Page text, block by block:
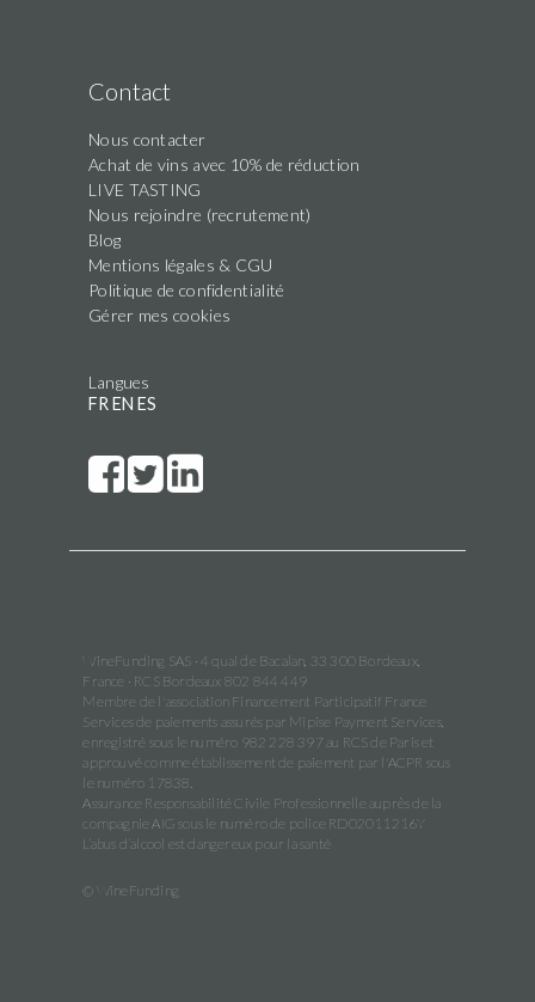
Contact
Nous contacter
Achat de vins avec 10% de réduction
LIVE TASTING
Nous rejoindre (recrutement)
Blog
Mentions légales & CGU
Politique de confidentialité
Gérer mes cookies
Langues
FR EN ES
WineFunding SAS · 4 quai de Bacalan, 33 300 Bordeaux,
France · RCS Bordeaux 802 844 449
Membre de l'association Financement Participatif France
Services de paiements assurés par Mipise Payment Services,
enregistré sous le numéro 982 228 397 au RCS de Paris et
approuvé comme établissement de paiement par l'ACPR sous
le numéro 17838.
Assurance Responsabilité Civile Professionnelle auprès de la
compagnie AIG sous le numéro de police RD02011216Y
L’abus d’alcool est dangereux pour la santé
© WineFunding